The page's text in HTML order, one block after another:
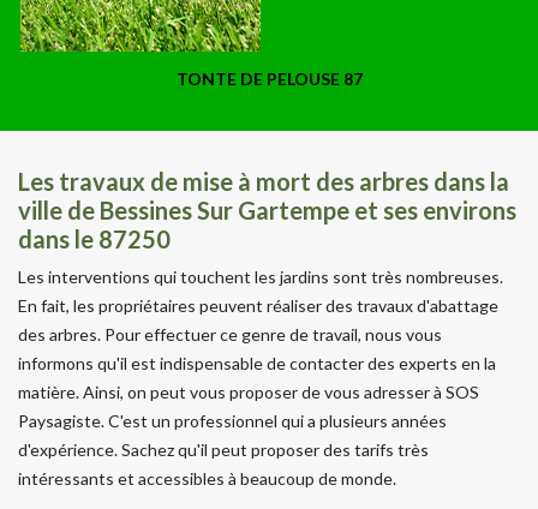
TONTE DE PELOUSE 87
Les travaux de mise à mort des arbres dans la
ville de Bessines Sur Gartempe et ses environs
dans le 87250
Les interventions qui touchent les jardins sont très nombreuses.
En fait, les propriétaires peuvent réaliser des travaux d'abattage
des arbres. Pour effectuer ce genre de travail, nous vous
informons qu'il est indispensable de contacter des experts en la
matière. Ainsi, on peut vous proposer de vous adresser à SOS
Paysagiste. C'est un professionnel qui a plusieurs années
d'expérience. Sachez qu'il peut proposer des tarifs très
intéressants et accessibles à beaucoup de monde.